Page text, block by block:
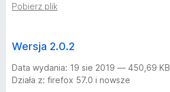
Pobierz plik
Wersja 2.0.2
Data wydania: 19 sie 2019 — 450,69 KB
Działa z: firefox 57.0 i nowsze